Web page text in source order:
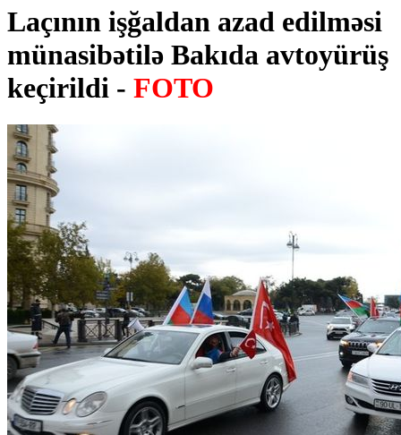
Laçının işğaldan azad edilməsi
münasibətilə Bakıda avtoyürüş
keçirildi - FOTO